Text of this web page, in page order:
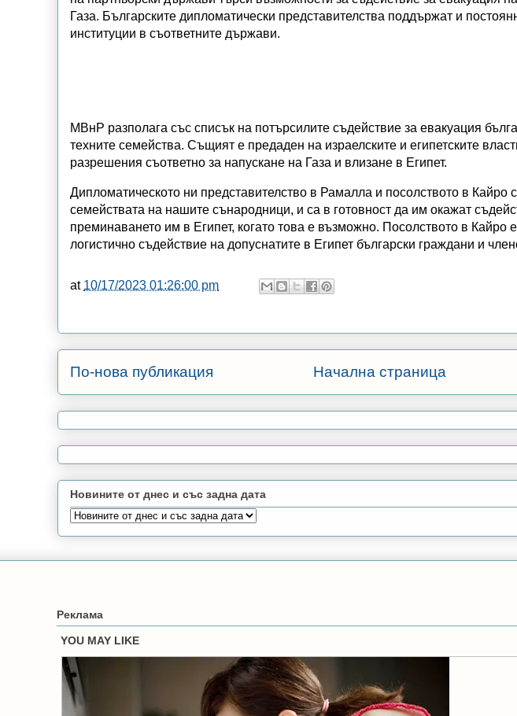
Газа. Българските дипломатически представителства поддържат и
институции в съответните държави.
МВнР разполага със списък на потърсилите съдействие за евакуация
техните семейства. Същият е предаден на израелските и египетските
разрешения съответно за напускане на Газа и влизане в Египет.
Дипломатическото ни представителство в Рамалла и посолството в Кайро
семействата на нашите сънародници, и са в готовност да им окажат
преминаването им в Египет, когато това е възможно. Посолството в Кайро
логистично съдействие на допуснатите в Египет български граждани и
at 10/17/2023 01:26:00 pm
По-нова публикация Начална страница
Новините от днес и със задна дата
Реклама